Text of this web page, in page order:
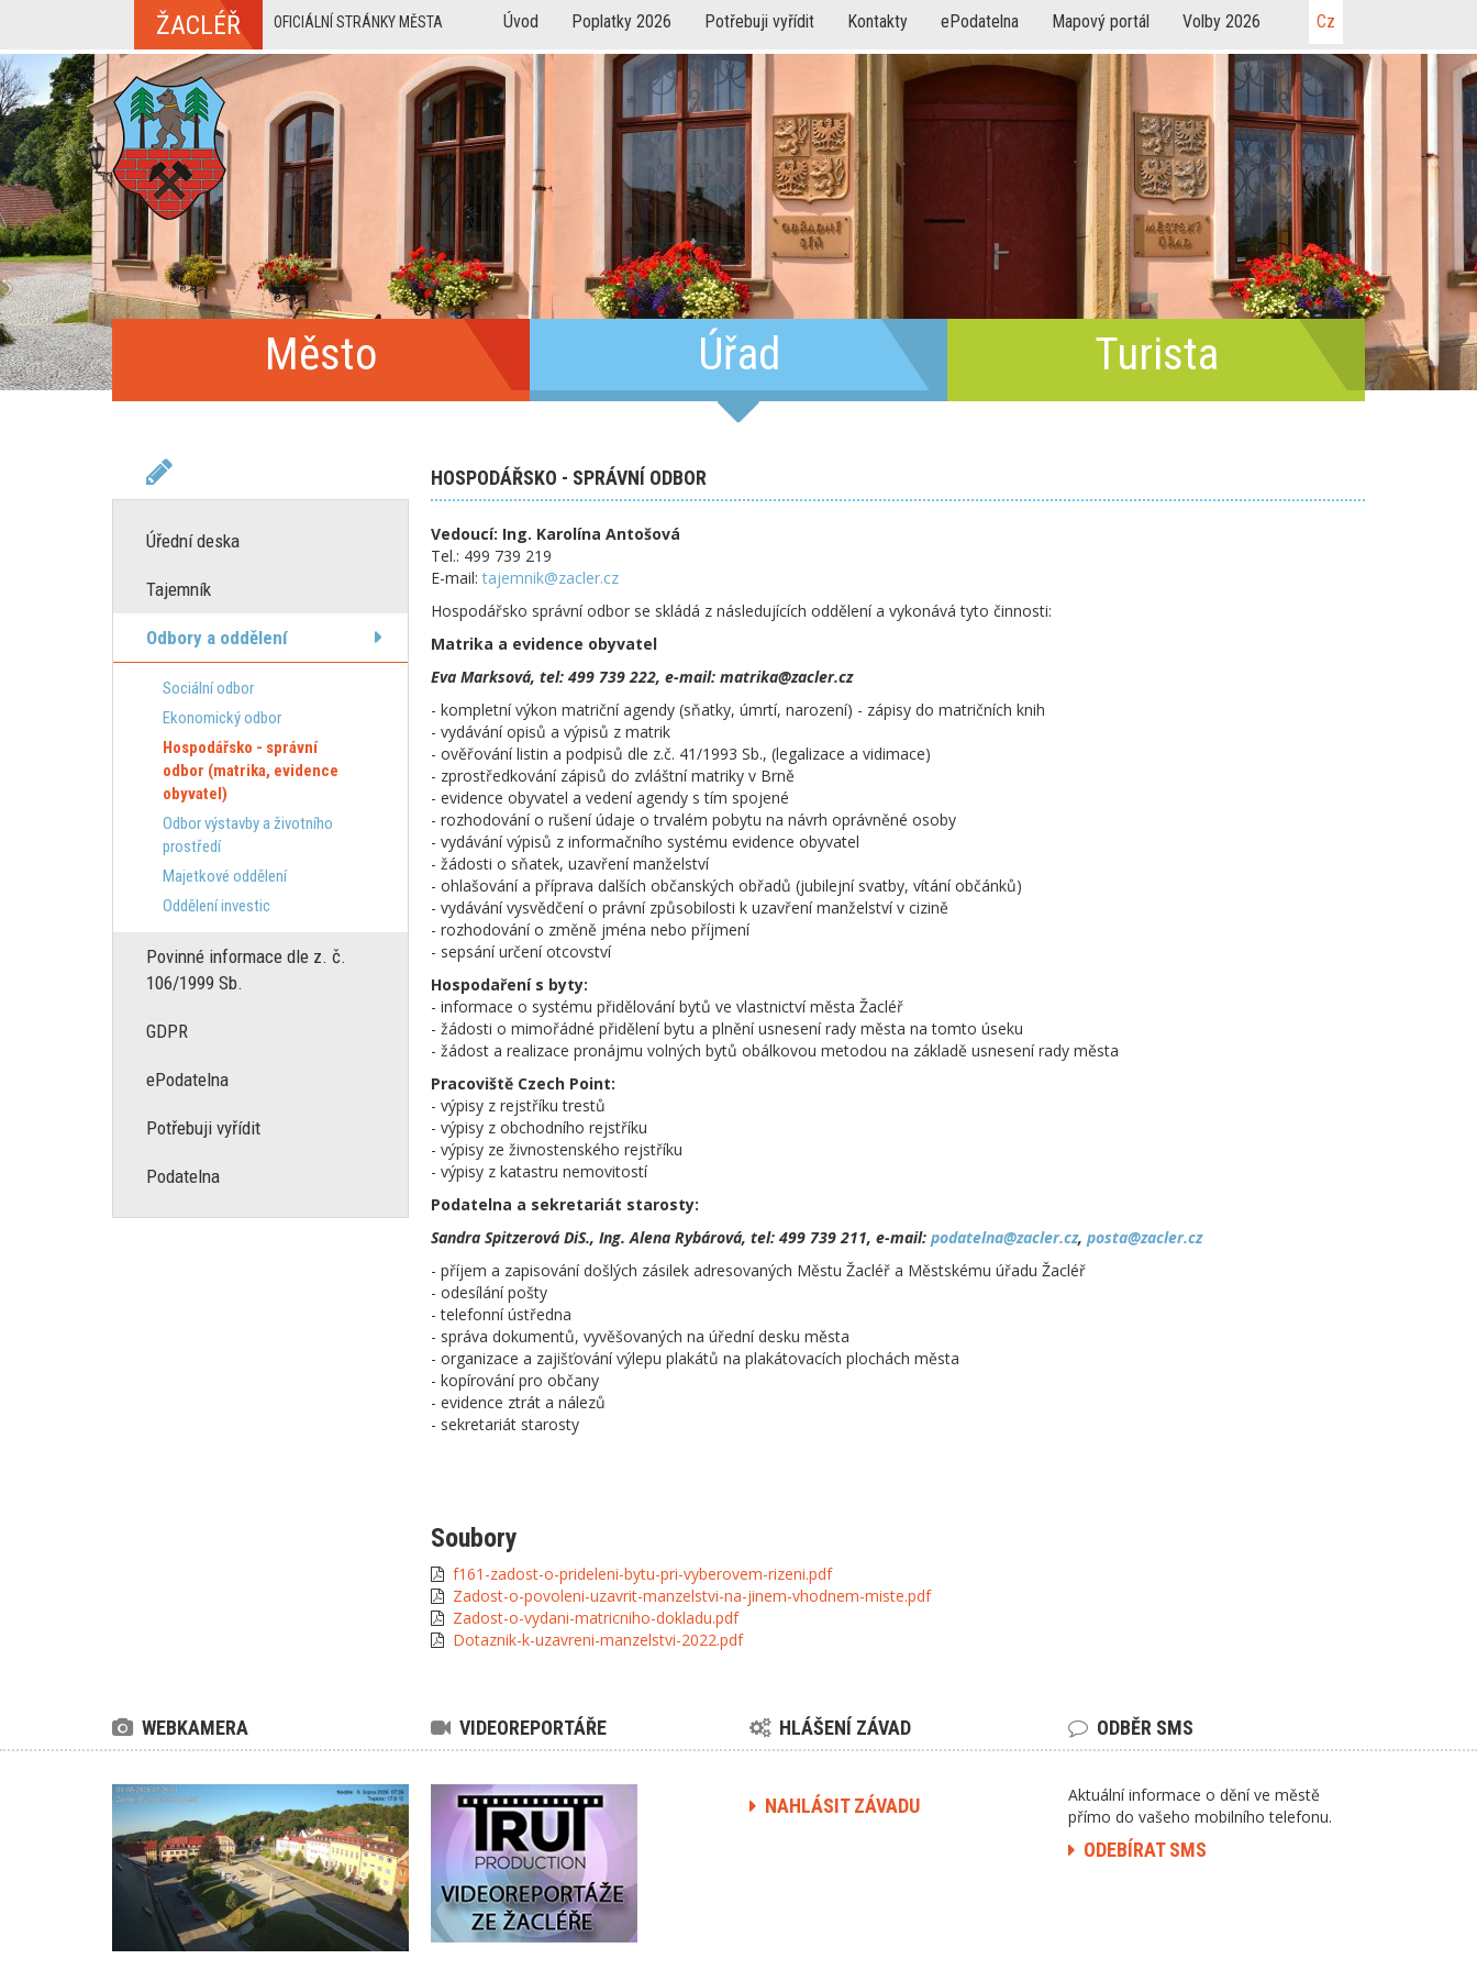
ŽACLÉŘ OFICIÁLNÍ STRÁNKY MĚSTA Úvod Poplatky 2026 Potřebuji vyřídit Kontakty ePodatelna Mapový portál Volby 2026 Cz
Město Úřad Turista
Úřední deska
Tajemník
Odbory a oddělení
Sociální odbor
Ekonomický odbor
Hospodářsko - správní
odbor (matrika, evidence
obyvatel)
Odbor výstavby a životního
prostředí
Majetkové oddělení
Oddělení investic
Povinné informace dle z. č.
106/1999 Sb.
GDPR
ePodatelna
Potřebuji vyřídit
Podatelna
HOSPODÁŘSKO - SPRÁVNÍ ODBOR
Vedoucí: Ing. Karolína Antošová
Tel.: 499 739 219
E-mail:tajemnik@zacler.cz
Hospodářsko správní odbor se skládá z následujících oddělení a vykonává tyto činnosti:
Matrika a evidence obyvatel
Eva Marksová, tel: 499 739 222, e-mail: matrika@zacler.cz
- kompletní výkon matriční agendy (sňatky, úmrtí, narození) - zápisy do matričních knih
- vydávání opisů a výpisů z matrik
- ověřování listin a podpisů dle z.č. 41/1993 Sb., (legalizace a vidimace)
- zprostředkování zápisů do zvláštní matriky v Brně
- evidence obyvatel a vedení agendy s tím spojené
- rozhodování o rušení údaje o trvalém pobytu na návrh oprávněné osoby
- vydávání výpisů z informačního systému evidence obyvatel
- žádosti o sňatek, uzavření manželství
- ohlašování a příprava dalších občanských obřadů (jubilejní svatby, vítání občánků)
- vydávání vysvědčení o právní způsobilosti k uzavření manželství v cizině
- rozhodování o změně jména nebo příjmení
- sepsání určení otcovství
Hospodaření s byty:
- informace o systému přidělování bytů ve vlastnictví města Žacléř
- žádosti o mimořádné přidělení bytu a plnění usnesení rady města na tomto úseku
- žádost a realizace pronájmu volných bytů obálkovou metodou na základě usnesení rady města
Pracoviště Czech Point:
- výpisy z rejstříku trestů
- výpisy z obchodního rejstříku
- výpisy ze živnostenského rejstříku
- výpisy z katastru nemovitostí
Podatelna a sekretariát starosty:
Sandra Spitzerová DiS., Ing. Alena Rybárová, tel: 499 739 211, e-mail: podatelna@zacler.cz, posta@zacler.cz
- příjem a zapisování došlých zásilek adresovaných Městu Žacléř a Městskému úřadu Žacléř
- odesílání pošty
- telefonní ústředna
- správa dokumentů, vyvěšovaných na úřední desku města
- organizace a zajišťování výlepu plakátů na plakátovacích plochách města
- kopírování pro občany
- evidence ztrát a nálezů
- sekretariát starosty
Soubory
f161-zadost-o-prideleni-bytu-pri-vyberovem-rizeni.pdf
Zadost-o-povoleni-uzavrit-manzelstvi-na-jinem-vhodnem-miste.pdf
Zadost-o-vydani-matricniho-dokladu.pdf
Dotaznik-k-uzavreni-manzelstvi-2022.pdf
WEBKAMERA VIDEOREPORTÁŘE HLÁŠENÍ ZÁVAD ODBĚR SMS
NAHLÁSIT ZÁVADU
Aktuální informace o dění ve městě
přímo do vašeho mobilního telefonu.
ODEBÍRAT SMS